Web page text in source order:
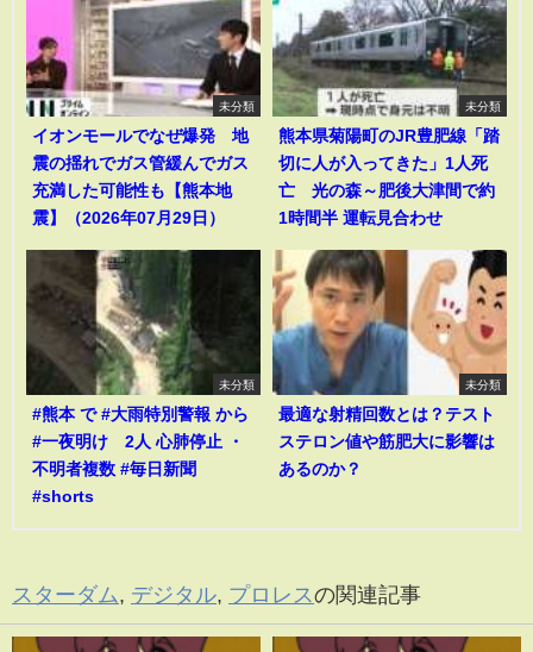
未分類
イオンモールでなぜ爆発 地
震の揺れでガス管緩んでガス
充満した可能性も【熊本地
震】（2026年07月29日）
未分類
熊本県菊陽町のJR豊肥線「踏
切に人が入ってきた」1人死
亡 光の森～肥後大津間で約
1時間半 運転見合わせ
未分類
#熊本 で #大雨特別警報 から
#一夜明け 2人 心肺停止 ・
不明者複数 #毎日新聞
#shorts
未分類
最適な射精回数とは？テスト
ステロン値や筋肥大に影響は
あるのか？
スターダム, デジタル, プロレスの関連記事